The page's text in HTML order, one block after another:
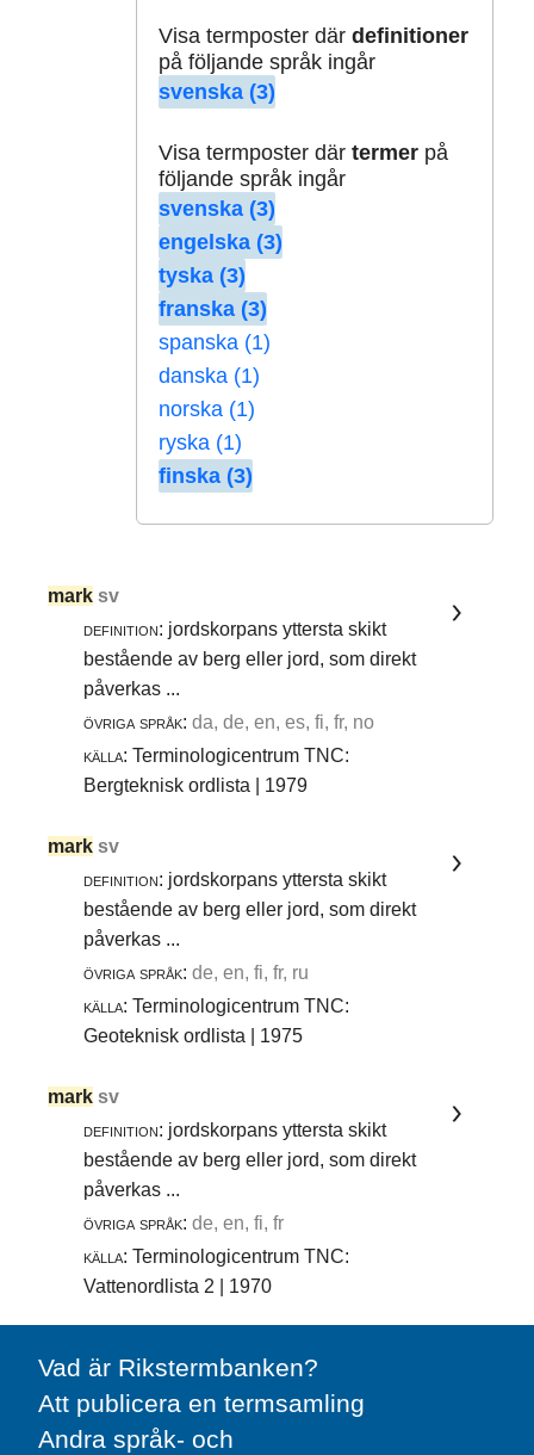
Visa termposter där definitioner
på följande språk ingår
svenska (3)
Visa termposter där termerpå
följande språk ingår
svenska (3)
engelska (3)
tyska (3)
franska (3)
spanska (1)
danska (1)
norska (1)
ryska (1)
finska (3)
mark sv
definition: jordskorpans yttersta skikt
bestående av berg eller jord, som direkt
påverkas ...
övriga språk: da, de, en, es, fi, fr, no
källa: Terminologicentrum TNC:
Bergteknisk ordlista | 1979
mark sv
definition: jordskorpans yttersta skikt
bestående av berg eller jord, som direkt
påverkas ...
övriga språk: de, en, fi, fr, ru
källa: Terminologicentrum TNC:
Geoteknisk ordlista | 1975
mark sv
definition: jordskorpans yttersta skikt
bestående av berg eller jord, som direkt
påverkas ...
övriga språk: de, en, fi, fr
källa: Terminologicentrum TNC:
Vattenordlista 2 | 1970
Vad är Rikstermbanken?
Att publicera en termsamling
Andra språk- och